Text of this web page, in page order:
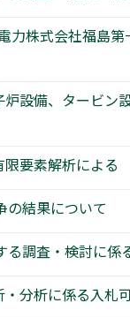
株式会社福島
設備、タービ
要素解析によ
の結果について
調査・検討に係
分析に係る入札